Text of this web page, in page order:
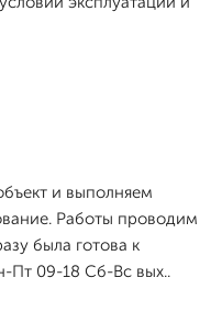
и выполняем
Работы проводим
была готова к
Пт 09-18 Сб-Вс вых..